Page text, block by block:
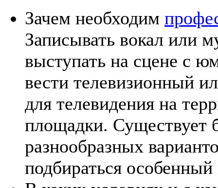
Зачем необходим
Записывать вокал или
выступать на сцене с
вести телевизионный
для телевидения на
площадки. Существует
разнообразных
подбираться